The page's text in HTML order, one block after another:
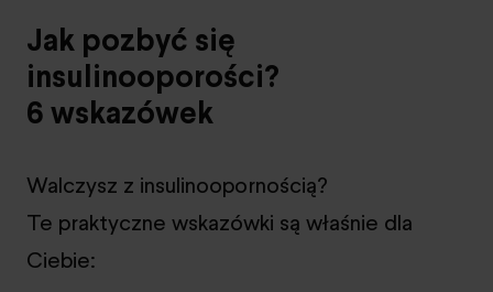
Jak pozbyć się
insulinooporości?
6 wskazówek
Walczysz z insulinoopornością?
Te praktyczne wskazówki są właśnie dla
Ciebie: